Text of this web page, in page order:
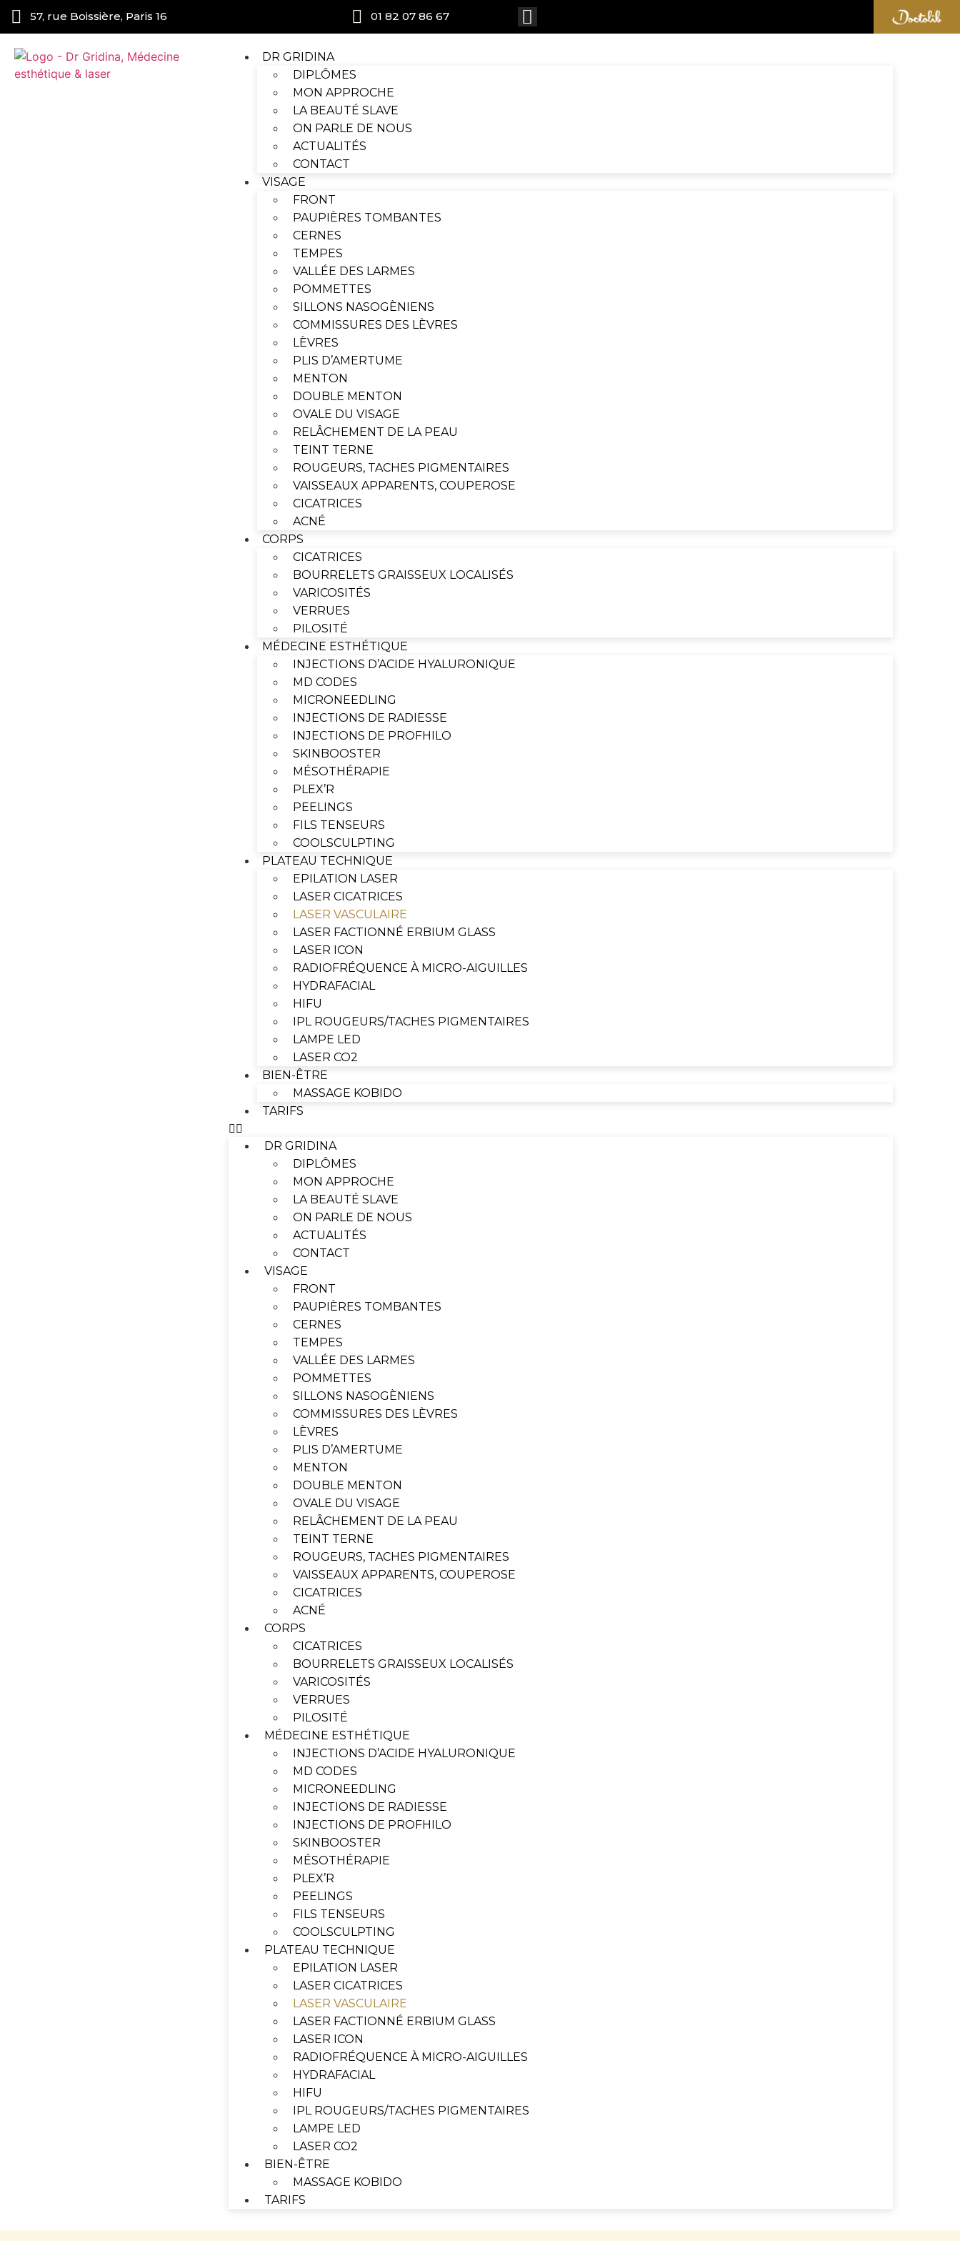
57, rue Boissière, Paris 16 01 82 07 86 67
DR GRIDINA
DIPLÔMES
MON APPROCHE
LA BEAUTÉ SLAVE
ON PARLE DE NOUS
ACTUALITÉS
CONTACT
VISAGE
FRONT
PAUPIÈRES TOMBANTES
CERNES
TEMPES
VALLÉE DES LARMES
POMMETTES
SILLONS NASOGÈNIENS
COMMISSURES DES LÈVRES
LÈVRES
PLIS D’AMERTUME
MENTON
DOUBLE MENTON
OVALE DU VISAGE
RELÂCHEMENT DE LA PEAU
TEINT TERNE
ROUGEURS, TACHES PIGMENTAIRES
VAISSEAUX APPARENTS, COUPEROSE
CICATRICES
ACNÉ
CORPS
CICATRICES
BOURRELETS GRAISSEUX LOCALISÉS
VARICOSITÉS
VERRUES
PILOSITÉ
MÉDECINE ESTHÉTIQUE
INJECTIONS D’ACIDE HYALURONIQUE
MD CODES
MICRONEEDLING
INJECTIONS DE RADIESSE
INJECTIONS DE PROFHILO
SKINBOOSTER
MÉSOTHÉRAPIE
PLEX’R
PEELINGS
FILS TENSEURS
COOLSCULPTING
PLATEAU TECHNIQUE
EPILATION LASER
LASER CICATRICES
LASER VASCULAIRE
LASER FACTIONNÉ ERBIUM GLASS
LASER ICON
RADIOFRÉQUENCE À MICRO-AIGUILLES
HYDRAFACIAL
HIFU
IPL ROUGEURS/TACHES PIGMENTAIRES
LAMPE LED
LASER CO2
BIEN-ÊTRE
MASSAGE KOBIDO
TARIFS
DR GRIDINA
DIPLÔMES
MON APPROCHE
LA BEAUTÉ SLAVE
ON PARLE DE NOUS
ACTUALITÉS
CONTACT
VISAGE
FRONT
PAUPIÈRES TOMBANTES
CERNES
TEMPES
VALLÉE DES LARMES
POMMETTES
SILLONS NASOGÈNIENS
COMMISSURES DES LÈVRES
LÈVRES
PLIS D’AMERTUME
MENTON
DOUBLE MENTON
OVALE DU VISAGE
RELÂCHEMENT DE LA PEAU
TEINT TERNE
ROUGEURS, TACHES PIGMENTAIRES
VAISSEAUX APPARENTS, COUPEROSE
CICATRICES
ACNÉ
CORPS
CICATRICES
BOURRELETS GRAISSEUX LOCALISÉS
VARICOSITÉS
VERRUES
PILOSITÉ
MÉDECINE ESTHÉTIQUE
INJECTIONS D’ACIDE HYALURONIQUE
MD CODES
MICRONEEDLING
INJECTIONS DE RADIESSE
INJECTIONS DE PROFHILO
SKINBOOSTER
MÉSOTHÉRAPIE
PLEX’R
PEELINGS
FILS TENSEURS
COOLSCULPTING
PLATEAU TECHNIQUE
EPILATION LASER
LASER CICATRICES
LASER VASCULAIRE
LASER FACTIONNÉ ERBIUM GLASS
LASER ICON
RADIOFRÉQUENCE À MICRO-AIGUILLES
HYDRAFACIAL
HIFU
IPL ROUGEURS/TACHES PIGMENTAIRES
LAMPE LED
LASER CO2
BIEN-ÊTRE
MASSAGE KOBIDO
TARIFS
Panneau de gestion des cookies